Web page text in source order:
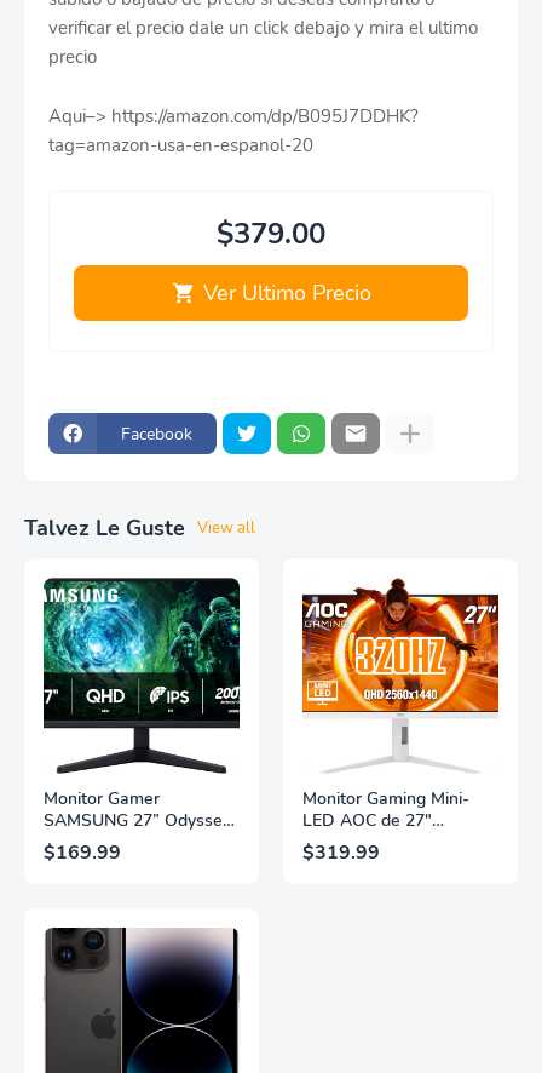
verificar el precio dale un click debajo y mira el ultimo
precio
Aqui–> https://amazon.com/dp/B095J7DDHK?
tag=amazon-usa-en-espanol-20
$379.00
Ver Ultimo Precio
Facebook
Talvez Le Guste View all
Monitor Gamer
SAMSUNG 27” Odyssey
G5 G53F con Resolución
QHD, HDR10,
Panel IPS, AMD
FreeSync™ Premium,
Ecualizador Negro,
Cambio Automático de
Fuente,
LS27FG532ENXZA
$169.99
Monitor Gaming Mini-
LED AOC de 27"
Pulgadas, QHD
2560×1440, 320Hz, 1ms
$319.99